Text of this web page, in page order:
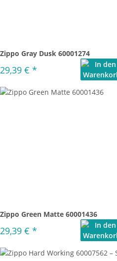
Zippo Gray Dusk 60001274
29,39 € *
Zippo Green Matte 60001436
29,39 € *